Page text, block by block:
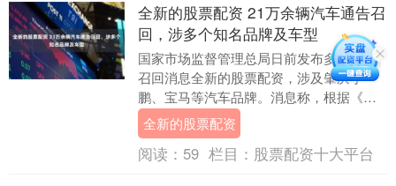
全新的股票配资 21万余辆汽车通告召
回，涉多个知名品牌及车型
国家市场监督管理总局日前发布多条汽车
召回消息全新的股票配资，涉及肇庆小
鹏、宝马等汽车品牌。消息称，根据《缺
陷汽车产品召回管理条例》和《缺陷汽车
产品召回管理条例实....
全新的股票配资
阅读： 59 栏目： 股票配资十大平台